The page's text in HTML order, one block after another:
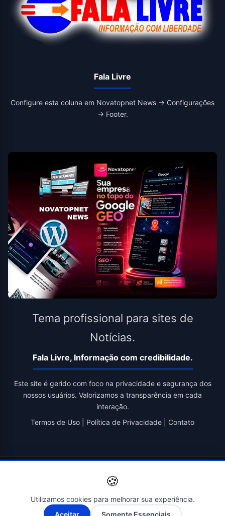
Fala Livre
Configure esta coluna em Novatopnet News → Configurações
→ Footer.
Tema profissional para sites de
Notícias.
Fala Livre, Informação com credibilidade.
Este site é gerido com foco na privacidade e segurança dos
nossos usuários. Valorizamos a transparência em cada
interação.
Termos de Uso
Política de Privacidade Contato
Novatopnet
A- A+
🍪
Utilizamos cookies para melhorar sua experiência.
Aceitar
Somente Essenciais